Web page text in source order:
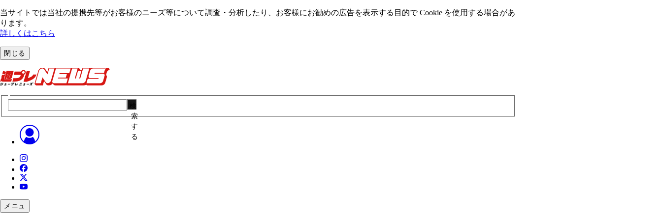
当サイトでは当社の提携先等がお客様のニーズ等について調査・分析したり、お客様にお勧めの広告を表⽰する⽬的で Cookie を使⽤する場合があ
ります。
詳しくはこちら
閉じる
索
す
る
メニュ